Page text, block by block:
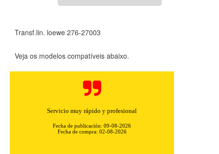
Transf.lin. loewe 276-27003
Veja os modelos compatíveis abaixo.
Servicio muy rápido y profesional
Fecha de publicación: 09-08-2026
Fecha de compra: 02-08-2026